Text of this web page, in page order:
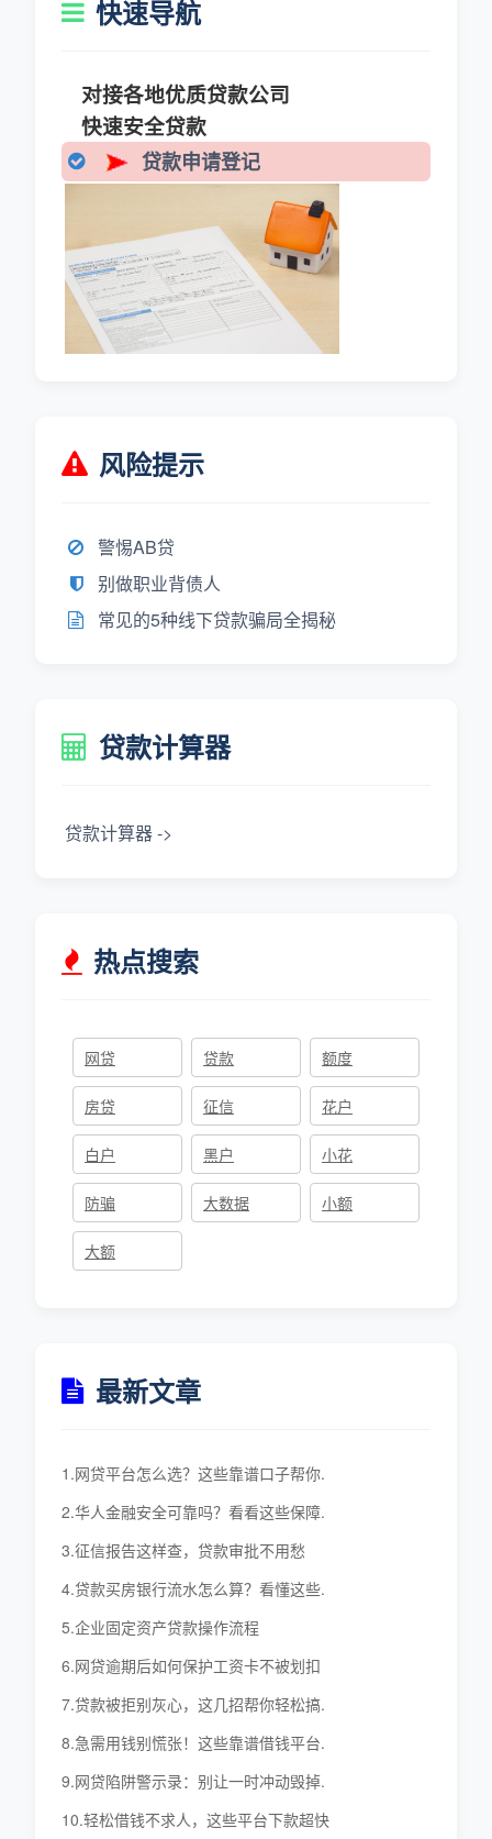
快速导航
对接各地优质贷款公司
快速安全贷款
贷款申请登记
风险提示
警惕AB贷
别做职业背债人
常见的5种线下贷款骗局全揭秘
贷款计算器
贷款计算器 ->
热点搜索
网贷 贷款 额度
房贷 征信 花户
白户 黑户 小花
防骗 大数据 小额
大额
最新文章
1.网贷平台怎么选？这些靠谱口子帮你.
2.华人金融安全可靠吗？看看这些保障.
3.征信报告这样查，贷款审批不用愁
4.贷款买房银行流水怎么算？看懂这些.
5.企业固定资产贷款操作流程
6.网贷逾期后如何保护工资卡不被划扣
7.贷款被拒别灰心，这几招帮你轻松搞.
8.急需用钱别慌张！这些靠谱借钱平台.
9.网贷陷阱警示录：别让一时冲动毁掉.
10.轻松借钱不求人，这些平台下款超快